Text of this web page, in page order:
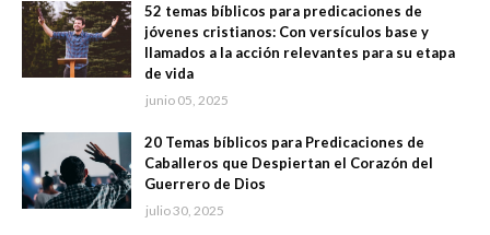
52 temas bíblicos para predicaciones de
jóvenes cristianos: Con versículos base y
llamados a la acción relevantes para su etapa
de vida
junio 05, 2025
20 Temas bíblicos para Predicaciones de
Caballeros que Despiertan el Corazón del
Guerrero de Dios
julio 30, 2025